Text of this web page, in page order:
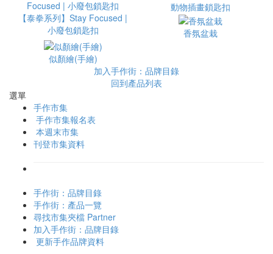
【泰拳系列】Stay Focused |
小廢包鎖匙扣
動物插畫鎖匙扣
香氛盆栽
似顏繪(手繪)
加入手作街：品牌目錄
回到產品列表
選單
手作市集
手作市集報名表
本週末市集
刊登市集資料
手作街：品牌目錄
手作街：產品一覽
尋找市集夾檔 Partner
加入手作街：品牌目錄
更新手作品牌資料